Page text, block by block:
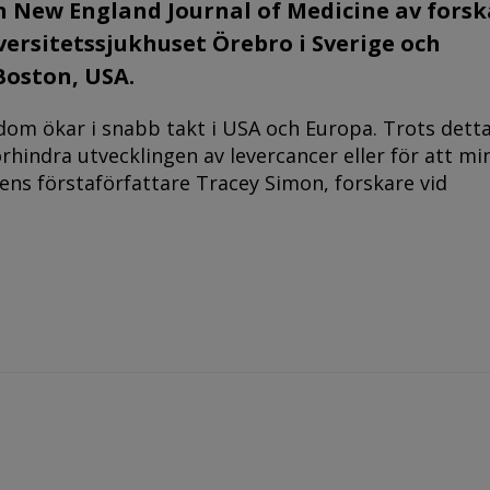
England Journal of Medicine av
Örebro i Sverige och
USA.
ökar i snabb takt i USA och Europa. Trots
utvecklingen av levercancer eller för att
förstaförfattare Tracey Simon, forskare vid